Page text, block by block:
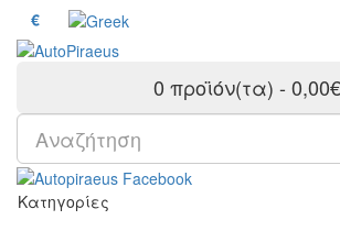
€
0 προϊόν(τα) - 0,00€
Κατηγορίες